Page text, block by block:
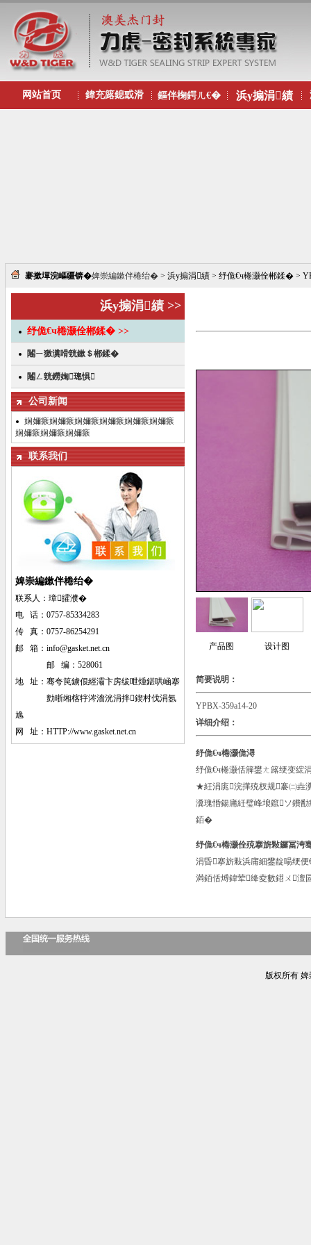
网站首页 鍏充簬鎴戜滑 鏂伴椈鍔ㄦ€� 浜у搧涓績
褰撳墠浣嶇疆锛�婢崇編鏉伴棬绐�> 浜у搧涓績 > 纾佹€ч棬灏佺郴鍒� >
浜у搧涓績 >>
纾佹€ч棬灏佺郴鍒� >>
闂ㄧ獥瀵嗗皝鏉＄郴鍒�
闂ㄥ皝鐒婅璁惧
公司新闻
娴嬭瘯娴嬭瘯娴嬭瘯娴嬭瘯娴嬭瘯娴嬭瘯
娴嬭瘯娴嬭瘯娴嬭瘯
联系我们
婢崇編鏉伴棬绐�
联系人：璋皬濮�
电 话：0757-85334283
传 真：0757-86254291
邮 箱： info@gasket.net.cn
邮 编：528061
地 址： 骞夸笢鐪佷經灞卞房绂呭煄鍖哄崡搴
勯晣缃楁牸涔濇洸涓拌鍥村伐涓氬
尯
网 址：HTTP://www.gasket.net.cn
产品图 设计图
简要说明：
YPBX-359a14-20
详细介绍：
纾佹€ч棬灏佹潯
纾佹€ч棬灏佸簲鐢ㄤ簬绠变綋
★紝涓庣浣撶殑杈规褰㈡垚
瀵瑰惛鍚庯紝璧峰埌鑹ソ鐨
銆�
纾佹€ч棬灏佺殑搴旂敤鑼冨洿
涓昏搴旂敤浜庯細鐢靛啺绠
満銆佸煿鍏荤绛夌數鍣ㄨ澶
版权所有